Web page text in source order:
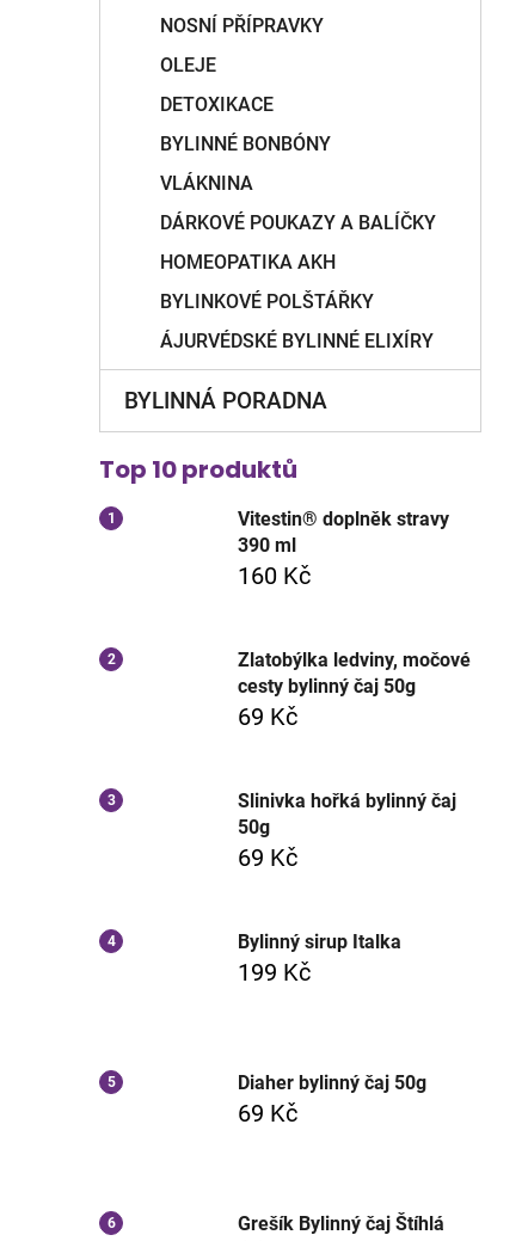
NOSNÍ PŘÍPRAVKY
OLEJE
DETOXIKACE
BYLINNÉ BONBÓNY
VLÁKNINA
DÁRKOVÉ POUKAZY A BALÍČKY
HOMEOPATIKA AKH
BYLINKOVÉ POLŠTÁŘKY
ÁJURVÉDSKÉ BYLINNÉ ELIXÍRY
BYLINNÁ PORADNA
Top 10 produktů
Vitestin® doplněk stravy
390 ml
160 Kč
Zlatobýlka ledviny, močové
cesty bylinný čaj 50g
69 Kč
Slinivka hořká bylinný čaj
50g
69 Kč
Bylinný sirup Italka
199 Kč
Diaher bylinný čaj 50g
69 Kč
Grešík Bylinný čaj Štíhlá